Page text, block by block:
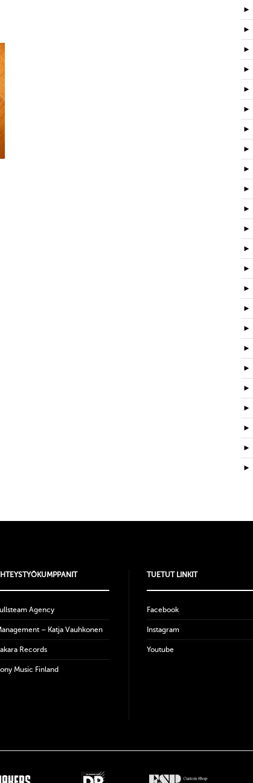
►
►
►
►
►
►
►
►
►
►
►
►
►
►
►
►
►
►
►
►
►
►
►
►
Agency
– Katja Vauhkonen
Records
Music Finland
TUETUT LINKIT
Facebook
Instagram
Youtube